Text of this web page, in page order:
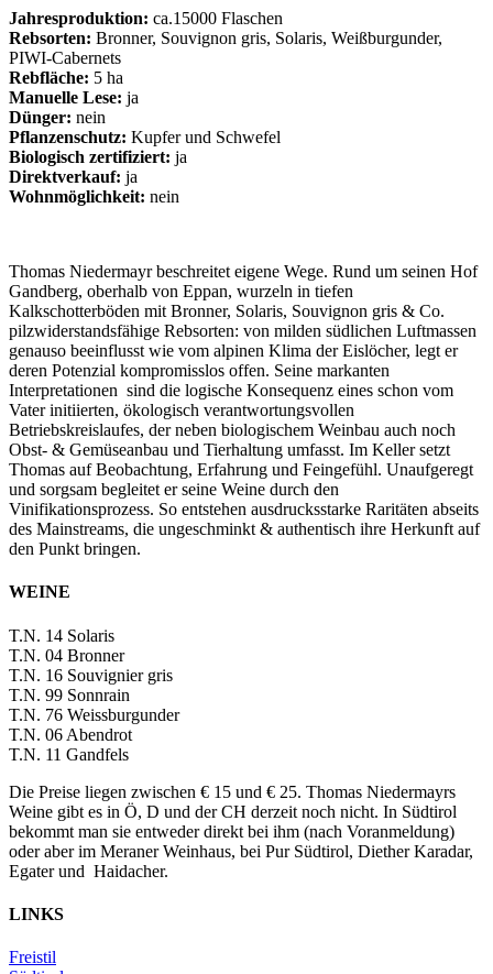
Jahresproduktion: ca.15000 Flaschen
Rebsorten: Bronner, Souvignon gris, Solaris, Weißburgunder,
PIWI-Cabernets
Rebfläche: 5 ha
Manuelle Lese: ja
Dünger: nein
Pflanzenschutz: Kupfer und Schwefel
Biologisch zertifiziert: ja
Direktverkauf: ja
Wohnmöglichkeit: nein
Thomas Niedermayr beschreitet eigene Wege. Rund um seinen Hof
Gandberg, oberhalb von Eppan, wurzeln in tiefen
Kalkschotterböden mit Bronner, Solaris, Souvignon gris & Co.
pilzwiderstandsfähige Rebsorten: von milden südlichen Luftmassen
genauso beeinflusst wie vom alpinen Klima der Eislöcher, legt er
deren Potenzial kompromisslos offen. Seine markanten
Interpretationen sind die logische Konsequenz eines schon vom
Vater initiierten, ökologisch verantwortungsvollen
Betriebskreislaufes, der neben biologischem Weinbau auch noch
Obst- & Gemüseanbau und Tierhaltung umfasst. Im Keller setzt
Thomas auf Beobachtung, Erfahrung und Feingefühl. Unaufgeregt
und sorgsam begleitet er seine Weine durch den
Vinifikationsprozess. So entstehen ausdrucksstarke Raritäten abseits
des Mainstreams, die ungeschminkt & authentisch ihre Herkunft auf
den Punkt bringen.
WEINE
T.N. 14 Solaris
T.N. 04 Bronner
T.N. 16 Souvignier gris
T.N. 99 Sonnrain
T.N. 76 Weissburgunder
T.N. 06 Abendrot
T.N. 11 Gandfels
Die Preise liegen zwischen € 15 und € 25. Thomas Niedermayrs
Weine gibt es in Ö, D und der CH derzeit noch nicht. In Südtirol
bekommt man sie entweder direkt bei ihm (nach Voranmeldung)
oder aber im Meraner Weinhaus, bei Pur Südtirol, Diether Karadar,
Egater und Haidacher.
LINKS
Freistil